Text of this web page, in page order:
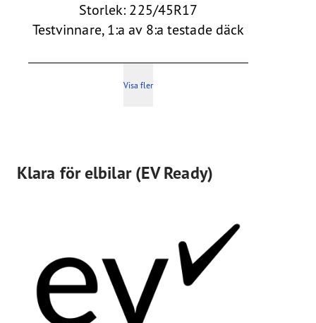
Storlek: 225/45R17
Testvinnare, 1:a av 8:a testade däck
Visa fler
Klara för elbilar (EV Ready)